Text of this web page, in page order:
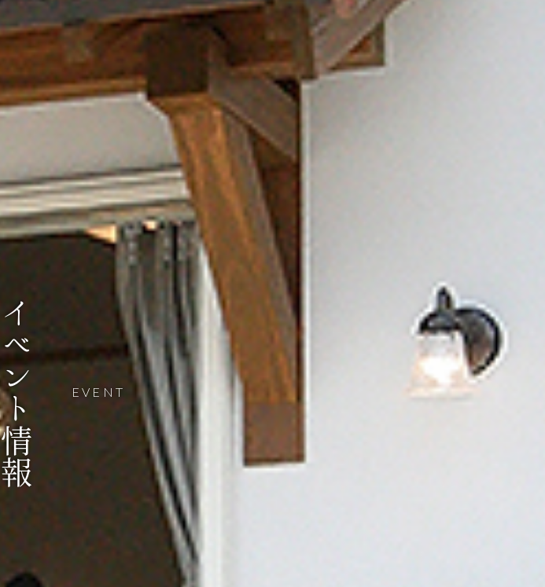
イベント情報 EVENT